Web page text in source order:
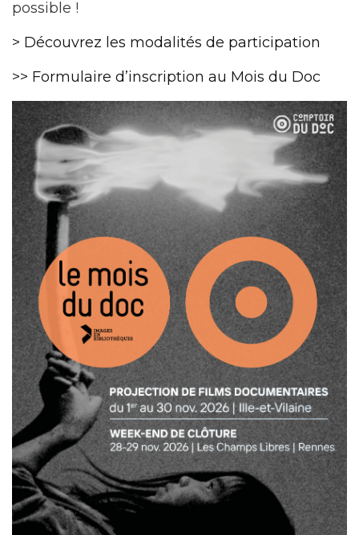
possible !
> Découvrez les modalités de participation
>> Formulaire d’inscription au Mois du Doc